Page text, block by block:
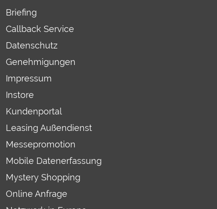
Briefing
Callback Service
Datenschutz
Genehmigungen
Impressum
Instore
Kundenportal
Leasing Außendienst
Messepromotion
Mobile Datenerfassung
Mystery Shopping
Online Anfrage